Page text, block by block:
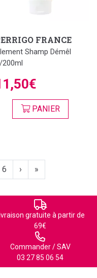
FRANCE
Shamp Démêl
200ml
PANIER
6 › »
gratuite à partir de
69€
Commander / SAV
03 27 85 06 54